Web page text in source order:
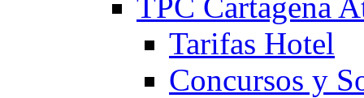
Tarifas Hotel
Concursos y